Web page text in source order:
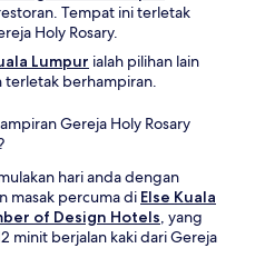
Tempat ini terletak
Holy Rosary.
Lumpur ialah pilihan lain
terletak berhampiran.
Gereja Holy Rosary
hari anda dengan
masak percuma di Else Kuala
of Design Hotels, yang
minit berjalan kaki dari Gereja